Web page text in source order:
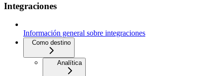
Integraciones
Información general sobre integraciones
Como destino
Analítica